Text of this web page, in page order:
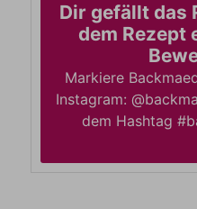
Dir gefällt das
dem Rezept
Markiere
Instagram:
dem Hashtag